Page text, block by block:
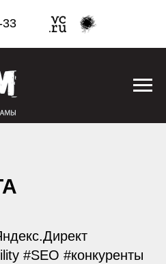
33
#SEO #конкуренты